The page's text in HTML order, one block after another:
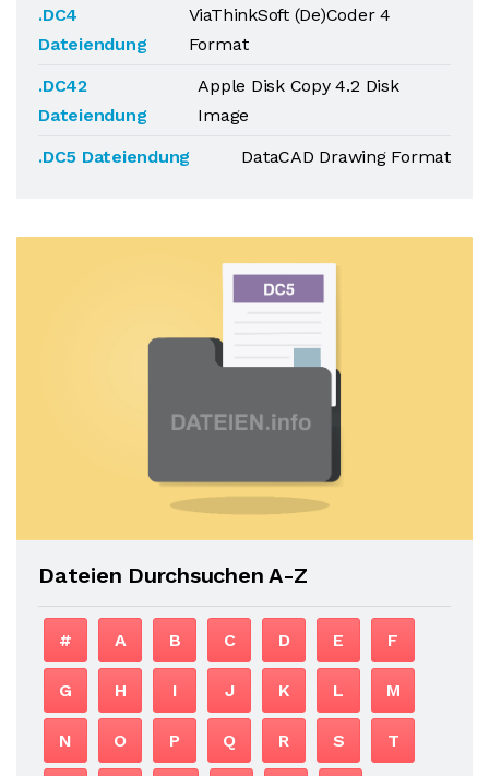
.DC4
Dateiendung
ViaThinkSoft (De)Coder 4
Format
.DC42
Dateiendung
Apple Disk Copy 4.2 Disk
Image
.DC5 Dateiendung
DataCAD Drawing Format
Dateien Durchsuchen A-Z
# A B C D E F
G H I J K L M
N O P Q R S T